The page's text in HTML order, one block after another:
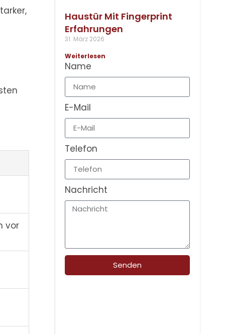
vor
Haustür Mit Fingerprint
Erfahrungen
31. März 2026
Weiterlesen
Name
E-Mail
Telefon
Nachricht
Senden